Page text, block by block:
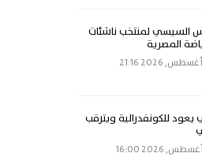
السيسي لمنتخب ناشئات
المصرية
للكونفدرالية ويترقب